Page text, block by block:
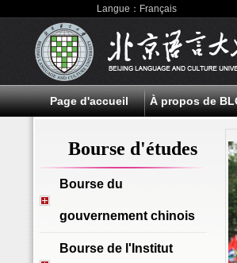
Langue：Français
Page d'accueil À propos de
Bourse d'études
Bourse du
gouvernement chinois
Bourse de l'Institut